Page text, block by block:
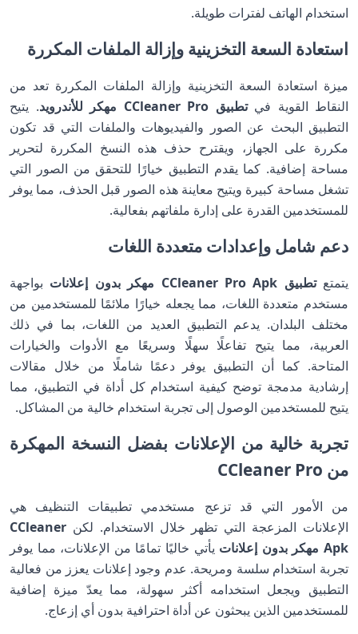
استخدام الهاتف لفترات طويلة.
استعادة السعة التخزينية وإزالة الملفات المكررة
ميزة استعادة السعة التخزينية وإزالة الملفات المكررة تعد من
النقاط القوية فيتطبيق CCleaner Pro مهكر للأندرويد
. يتيح
التطبيق البحث عن الصور والفيديوهات والملفات التي قد تكون
مكررة على الجهاز، ويقترح حذف هذه النسخ المكررة لتحرير
مساحة إضافية. كما يقدم التطبيق خيارًا للتحقق من الصور التي
تشغل مساحة كبيرة ويتيح معاينة هذه الصور قبل الحذف، مما يوفر
للمستخدمين القدرة على إدارة ملفاتهم بفعالية.
دعم شامل وإعدادات متعددة اللغات
يتمتعتطبيق CCleaner Pro Apk مهكر بدون إعلانات
بواجهة
مستخدم متعددة اللغات، مما يجعله خيارًا ملائمًا للمستخدمين من
مختلف البلدان. يدعم التطبيق العديد من اللغات، بما في ذلك
العربية، مما يتيح تفاعلًا سهلًا وسريعًا مع الأدوات والخيارات
المتاحة. كما أن التطبيق يوفر دعمًا شاملًا من خلال مقالات
إرشادية مدمجة توضح كيفية استخدام كل أداة في التطبيق، مما
يتيح للمستخدمين الوصول إلى تجربة استخدام خالية من المشاكل.
تجربة خالية من الإعلانات بفضل النسخة المهكرة
من CCleaner Pro
من الأمور التي قد تزعج مستخدمي تطبيقات التنظيف هي
الإعلانات المزعجة التي تظهر خلال الاستخدام. لكن CCleaner
Apk مهكر بدون إعلانات
يأتي خاليًا تمامًا من الإعلانات، مما يوفر
تجربة استخدام سلسة ومريحة. عدم وجود إعلانات يعزز من فعالية
التطبيق ويجعل استخدامه أكثر سهولة، مما يعدّ ميزة إضافية
للمستخدمين الذين يبحثون عن أداة احترافية بدون أي إزعاج.